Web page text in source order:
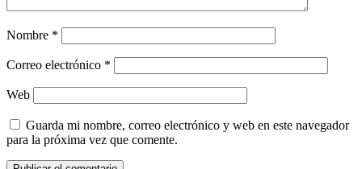
Nombre *
Correo electrónico *
Web
Guarda mi nombre, correo electrónico y web en este navegador
para la próxima vez que comente.